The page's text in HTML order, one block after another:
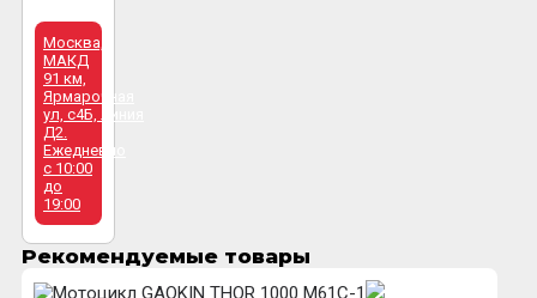
Москва,
МАКД
91 км,
Ярмарочная
ул, с4Б, линия
Д2.
Ежедневно
с 10:00
до
19:00
Рекомендуемые товары